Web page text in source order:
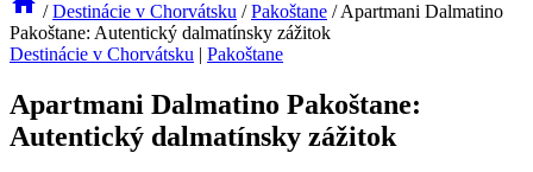
/ Destinácie v Chorvátsku / Pakoštane / Apartmani Dalmatino
Pakoštane: Autentický dalmatínsky zážitok
Destinácie v Chorvátsku | Pakoštane
Apartmani Dalmatino Pakoštane:
Autentický dalmatínsky zážitok